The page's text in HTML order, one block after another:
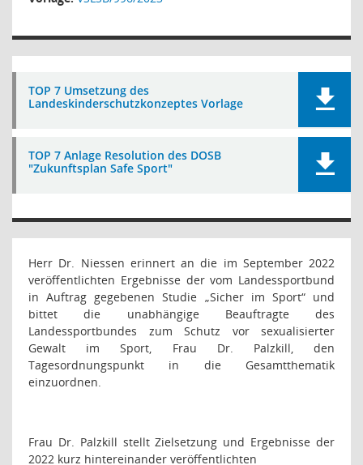
TOP 7 Umsetzung des
Landeskinderschutzkonzeptes Vorlage
TOP 7 Anlage Resolution des DOSB
"Zukunftsplan Safe Sport"
Herr Dr. Niessen erinnert an die im September 2022
veröffentlichten Ergebnisse der vom Landessportbund
in Auftrag gegebenen Studie „Sicher im Sport“ und
bittet die unabhängige Beauftragte des
Landessportbundes zum Schutz vor sexualisierter
Gewalt im Sport, Frau Dr. Palzkill, den
Tagesordnungspunkt in die Gesamtthematik
einzuordnen.
Frau Dr. Palzkill stellt Zielsetzung und Ergebnisse der
2022 kurz hintereinander veröffentlichten